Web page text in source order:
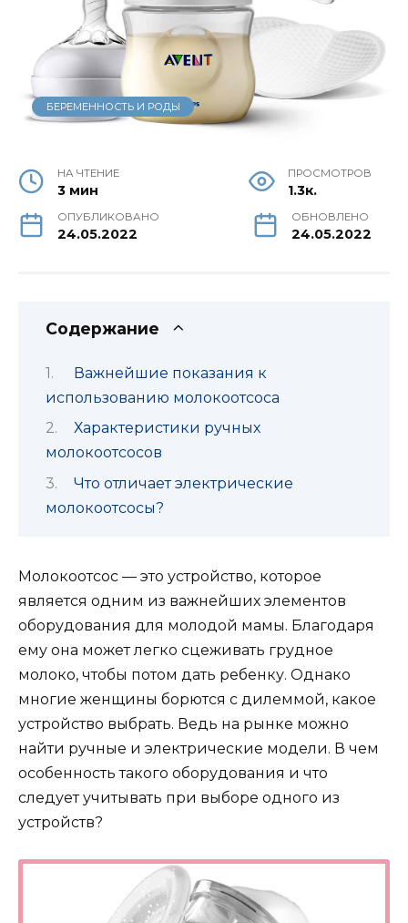
БЕРЕМЕННОСТЬ И РОДЫ
НА ЧТЕНИЕ
3 мин
ПРОСМОТРОВ
1.3к.
ОПУБЛИКОВАНО
24.05.2022
ОБНОВЛЕНО
24.05.2022
Содержание
Важнейшие показания к
использованию молокоотсоса
Характеристики ручных
молокоотсосов
Что отличает электрические
молокоотсосы?
Молокоотсос — это устройство, которое
является одним из важнейших элементов
оборудования для молодой мамы. Благодаря
ему она может легко сцеживать грудное
молоко, чтобы потом дать ребенку. Однако
многие женщины борются с дилеммой, какое
устройство выбрать. Ведь на рынке можно
найти ручные и электрические модели. В чем
особенность такого оборудования и что
следует учитывать при выборе одного из
устройств?